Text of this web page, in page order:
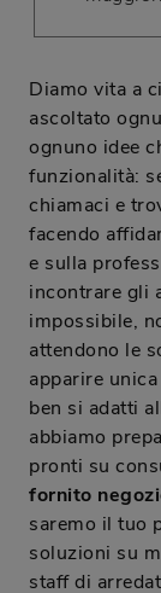
Diamo vita a
ascoltato
ognuno idee
funzionalità:
chiamaci e
facendo
e sulla
incontrare gli
impossibile,
attendono le
apparire
ben si adatti
abbiamo
pronti su
fornito
saremo il tuo
soluzioni su
staff di